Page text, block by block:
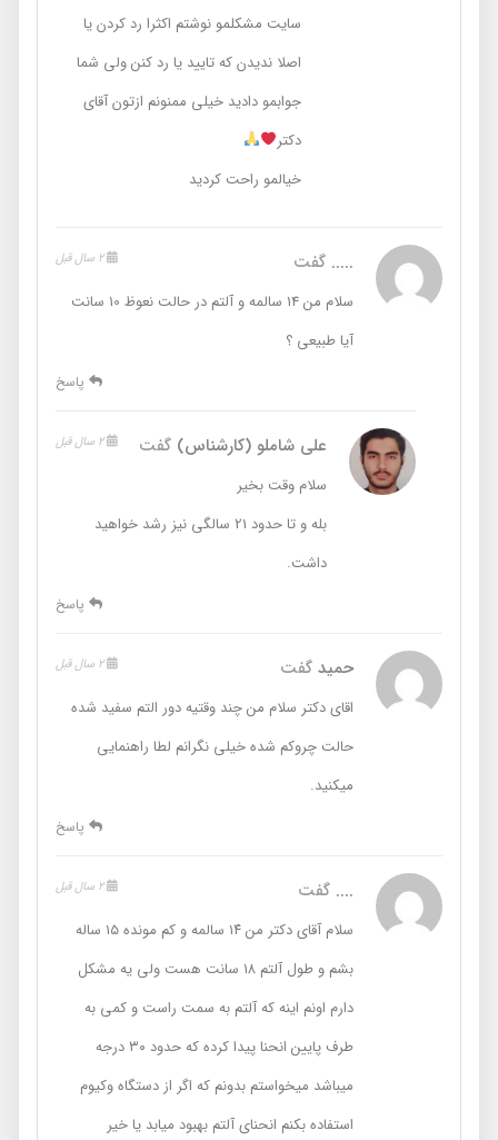
سایت مشکلمو نوشتم اکثرا رد کردن یا
اصلا ندیدن که تایید یا رد کنن ولی شما
جوابمو دادید خیلی ممنونم ازتون آقای
خیالمو راحت کردید
..... گفت
سلام من 14 سالمه و آلتم در حالت نعوظ 10 سانت
آیا طبیعی ؟
پاسخ
علی شاملو (کارشناس)گفت
سلام وقت بخیر
بله و تا حدود 21 سالگی نیز رشد خواهید
داشت.
پاسخ
حمیدگفت
اقای دکتر سلام من چند وقتیه دور التم سفید شده
حالت چروکم شده خیلی نگرانم لطا راهنمایی
میکنید.
پاسخ
.... گفت
سلام آقای دکتر من ۱۴ سالمه و کم مونده ۱۵ ساله
بشم و طول آلتم ۱۸ سانت هست ولی یه مشکل
دارم اونم اینه که آلتم به سمت راست و کمی به
طرف پایین انحنا پیدا کرده که حدود ۳۰ درجه
میباشد میخواستم بدونم که اگر از دستگاه وکیوم
استفاده بکنم انحنای آلتم بهبود میابد یا خیر